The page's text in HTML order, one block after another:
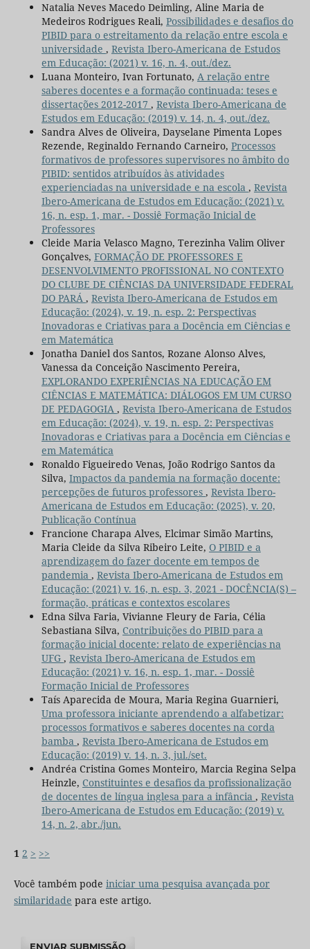
Natalia Neves Macedo Deimling, Aline Maria de
Medeiros Rodrigues Reali, Possibilidades e desafios do
PIBID para o estreitamento da relação entre escola e
universidade , Revista Ibero-Americana de Estudos
em Educação: (2021) v. 16, n. 4, out./dez.
Luana Monteiro, Ivan Fortunato, A relação entre
saberes docentes e a formação continuada: teses e
dissertações 2012-2017 , Revista Ibero-Americana de
Estudos em Educação: (2019) v. 14, n. 4, out./dez.
Sandra Alves de Oliveira, Dayselane Pimenta Lopes
Rezende, Reginaldo Fernando Carneiro, Processos
formativos de professores supervisores no âmbito do
PIBID: sentidos atribuídos às atividades
experienciadas na universidade e na escola , Revista
Ibero-Americana de Estudos em Educação: (2021) v.
16, n. esp. 1, mar. - Dossiê Formação Inicial de
Professores
Cleide Maria Velasco Magno, Terezinha Valim Oliver
Gonçalves, FORMAÇÃO DE PROFESSORES E
DESENVOLVIMENTO PROFISSIONAL NO CONTEXTO
DO CLUBE DE CIÊNCIAS DA UNIVERSIDADE FEDERAL
DO PARÁ , Revista Ibero-Americana de Estudos em
Educação: (2024), v. 19, n. esp. 2: Perspectivas
Inovadoras e Criativas para a Docência em Ciências e
em Matemática
Jonatha Daniel dos Santos, Rozane Alonso Alves,
Vanessa da Conceição Nascimento Pereira,
EXPLORANDO EXPERIÊNCIAS NA EDUCAÇÃO EM
CIÊNCIAS E MATEMÁTICA: DIÁLOGOS EM UM CURSO
DE PEDAGOGIA , Revista Ibero-Americana de Estudos
em Educação: (2024), v. 19, n. esp. 2: Perspectivas
Inovadoras e Criativas para a Docência em Ciências e
em Matemática
Ronaldo Figueiredo Venas, João Rodrigo Santos da
Silva, Impactos da pandemia na formação docente:
percepções de futuros professores , Revista Ibero-
Americana de Estudos em Educação: (2025), v. 20,
Publicação Contínua
Francione Charapa Alves, Elcimar Simão Martins,
Maria Cleide da Silva Ribeiro Leite, O PIBID e a
aprendizagem do fazer docente em tempos de
pandemia , Revista Ibero-Americana de Estudos em
Educação: (2021) v. 16, n. esp. 3, 2021 - DOCÊNCIA(S) –
formação, práticas e contextos escolares
Edna Silva Faria, Vivianne Fleury de Faria, Célia
Sebastiana Silva, Contribuições do PIBID para a
formação inicial docente: relato de experiências na
UFG , Revista Ibero-Americana de Estudos em
Educação: (2021) v. 16, n. esp. 1, mar. - Dossiê
Formação Inicial de Professores
Taís Aparecida de Moura, Maria Regina Guarnieri,
Uma professora iniciante aprendendo a alfabetizar:
processos formativos e saberes docentes na corda
bamba , Revista Ibero-Americana de Estudos em
Educação: (2019) v. 14, n. 3, jul./set.
Andréa Cristina Gomes Monteiro, Marcia Regina Selpa
Heinzle, Constituintes e desafios da profissionalização
de docentes de língua inglesa para a infância , Revista
Ibero-Americana de Estudos em Educação: (2019) v.
14, n. 2, abr./jun.
1 2 > >>
Você também pode iniciar uma pesquisa avançada por
similaridade para este artigo.
ENVIAR SUBMISSÃO